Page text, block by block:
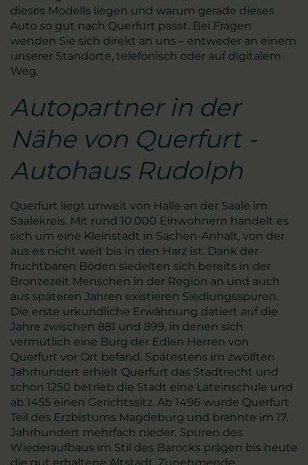
dieses Modells liegen und warum gerade dieses
Auto so gut nach Querfurt passt. Bei Fragen
wenden Sie sich direkt an uns – entweder an einem
unserer Standorte, telefonisch oder auf digitalem
Weg.
Autopartner in der
Nähe von Querfurt -
Autohaus Rudolph
Querfurt liegt unweit von Halle an der Saale im
Saalekreis. Mit rund 10.000 Einwohnern handelt es
sich um eine Kleinstadt in Sachen-Anhalt, von der
aus es nicht weit bis in den Harz ist. Dank der
fruchtbaren Böden siedelten sich bereits in der
Bronzezeit Menschen in der Region an und auch
aus späteren Jahren existieren Siedlungsspuren.
Die erste urkundliche Erwähnung datiert auf die
Jahre zwischen 881 und 899, in denen sich
vermutlich eine Burg der Edlen Herren von
Querfurt vor Ort befand. Spätestens im zwölften
Jahrhundert erhielt Querfurt das Stadtrecht und
schon 1250 betrieb die Stadt eine Lateinschule und
ab 1455 einen Gerichtssitz. Ab 1496 wurde Querfurt
Teil des Erzbistums Magdeburg und brannte im 17.
Jahrhundert mehrfach nieder. Spuren des
Wiederaufbaus im Stil des Barocks prägen bis heute